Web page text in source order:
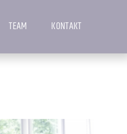
TEAM KONTAKT